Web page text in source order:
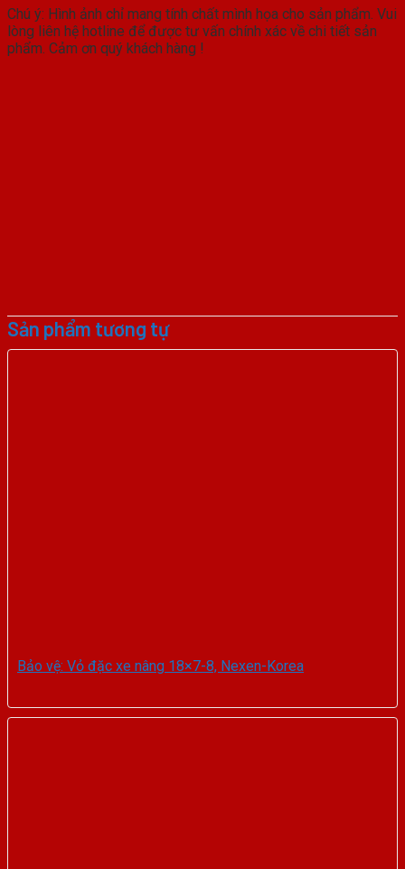
Chú ý: Hình ảnh chỉ mang tính chất mình họa cho sản phẩm. Vui
lòng liên hệ hotline để được tư vấn chính xác về chi tiết sản
phẩm. Cảm ơn quý khách hàng !
Sản phẩm tương tự
Bảo vệ: Vỏ đặc xe nâng 18×7-8, Nexen-Korea